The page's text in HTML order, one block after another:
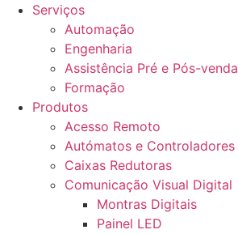
Serviços
Automação
Engenharia
Assistência Pré e Pós-venda
Formação
Produtos
Acesso Remoto
Autómatos e Controladores
Caixas Redutoras
Comunicação Visual Digital
Montras Digitais
Painel LED